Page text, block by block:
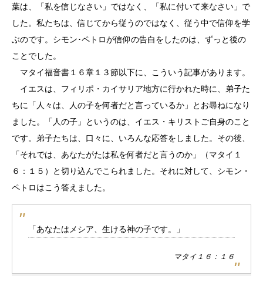
葉は、「私を信じなさい」ではなく、「私に付いて来なさい」で
した。私たちは、信じてから従うのではなく、従う中で信仰を学
ぶのです。シモン･ペトロが信仰の告白をしたのは、ずっと後の
ことでした。
マタイ福音書１６章１３節以下に、こういう記事があります。
イエスは、フィリポ・カイサリア地方に行かれた時に、弟子た
ちに「人々は、人の子を何者だと言っているか」とお尋ねになり
ました。「人の子」というのは、イエス・キリストご自身のこと
です。弟子たちは、口々に、いろんな応答をしました。その後、
「それでは、あなたがたは私を何者だと言うのか」（マタイ１
６：１５）と切り込んでこられました。それに対して、シモン・
ペトロはこう答えました。
「あなたはメシア、生ける神の子です。」
マタイ１６：１６